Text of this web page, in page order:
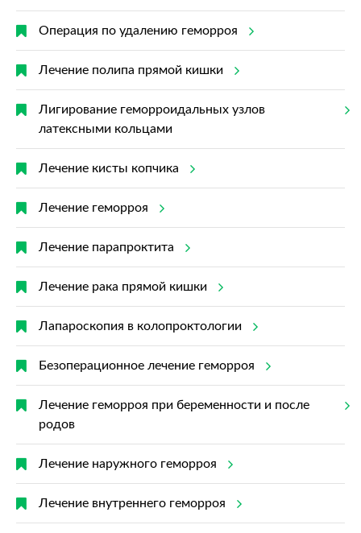
Операция по удалению геморроя
Лечение полипа прямой кишки
Лигирование геморроидальных узлов
латексными кольцами
Лечение кисты копчика
Лечение геморроя
Лечение парапроктита
Лечение рака прямой кишки
Лапароскопия в колопроктологии
Безоперационное лечение геморроя
Лечение геморроя при беременности и после
родов
Лечение наружного геморроя
Лечение внутреннего геморроя